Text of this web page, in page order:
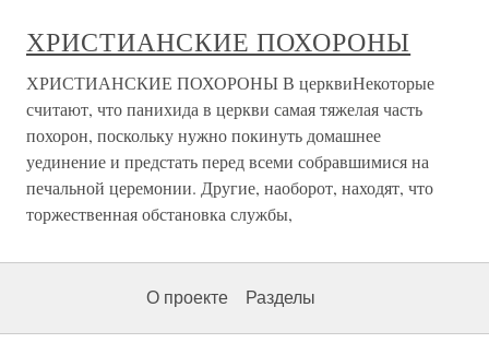
ХРИСТИАНСКИЕ ПОХОРОНЫ
ХРИСТИАНСКИЕ ПОХОРОНЫ В церквиНекоторые
считают, что панихида в церкви самая тяжелая часть
похорон, поскольку нужно покинуть домашнее
уединение и предстать перед всеми собравшимися на
печальной церемонии. Другие, наоборот, находят, что
торжественная обстановка службы,
О проекте Разделы